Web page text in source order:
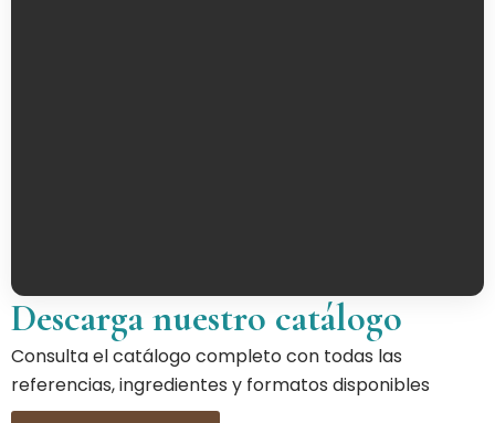
Descarga nuestro catálogo
Consulta el catálogo completo con todas las
referencias, ingredientes y formatos disponibles